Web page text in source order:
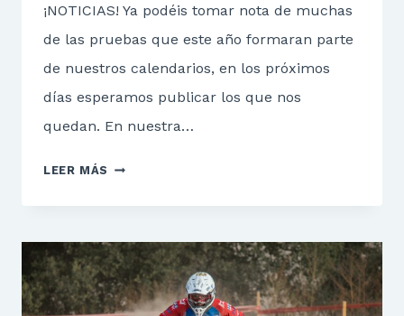
¡NOTICIAS! Ya podéis tomar nota de muchas
de las pruebas que este año formaran parte
de nuestros calendarios, en los próximos
días esperamos publicar los que nos
quedan. En nuestra…
LEER MÁS TEMPORADA